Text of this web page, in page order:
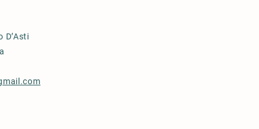
D’Asti